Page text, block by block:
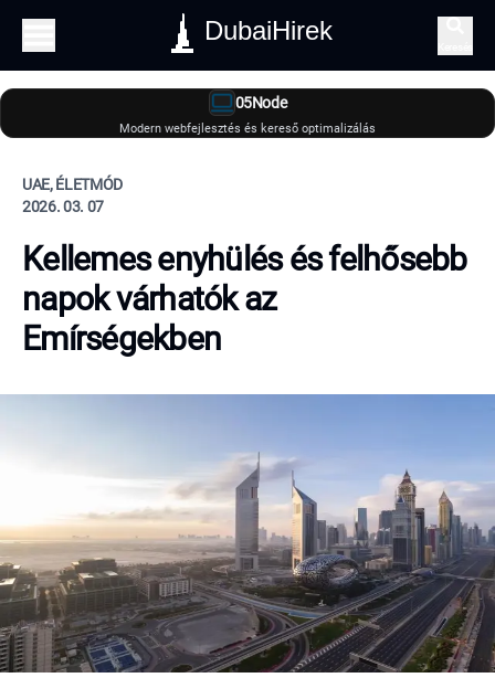
DubaiHirek
05Node
Modern webfejlesztés és kereső optimalizálás
UAE, ÉLETMÓD
2026. 03. 07
Kellemes enyhülés és felhősebb
napok várhatók az
Emírségekben